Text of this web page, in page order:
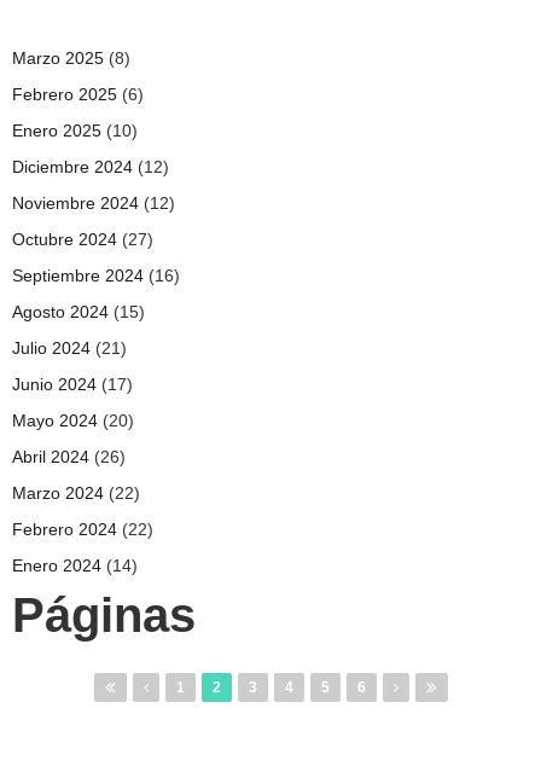
Marzo 2025 (8)
Febrero 2025 (6)
Enero 2025 (10)
Diciembre 2024 (12)
Noviembre 2024 (12)
Octubre 2024 (27)
Septiembre 2024 (16)
Agosto 2024 (15)
Julio 2024 (21)
Junio 2024 (17)
Mayo 2024 (20)
Abril 2024 (26)
Marzo 2024 (22)
Febrero 2024 (22)
Enero 2024 (14)
Páginas
1 2 3 4 5 6